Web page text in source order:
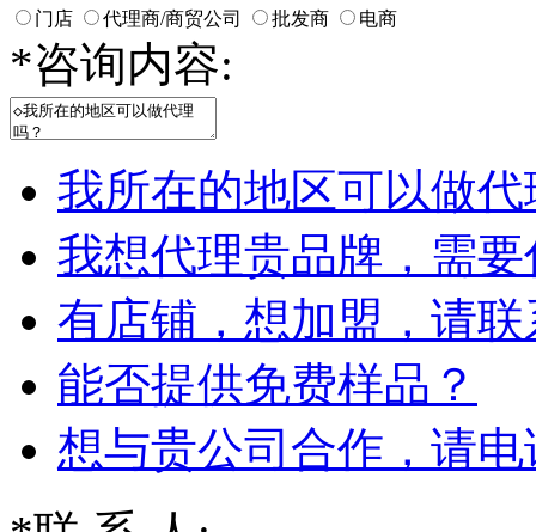
门店 代理商/商贸公司 批发商 电商
*咨询内容:
我所在的地区可以做
我想代理贵品牌，需
有店铺，想加盟，请
能否提供免费样品？
想与贵公司合作，请